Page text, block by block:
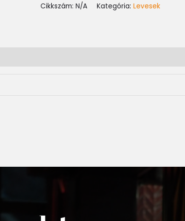
Cikkszám: N/A Kategória: Levesek